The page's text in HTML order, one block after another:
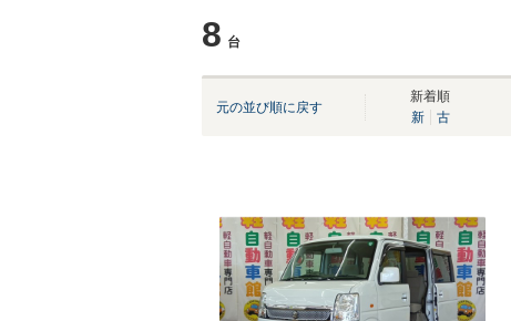
8 台
元の並び順に戻す
新着順
新
古